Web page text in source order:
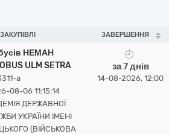
ЗАВЕРШЕННЯ
НЕМАН
ULM SETRA
a
08-06 11:15:14
ДЕРЖАВНОЇ
УКРАЇНИ ІМЕНІ
(ВІЙСЬКОВА
за 7 днів
14-08-2026, 12:00